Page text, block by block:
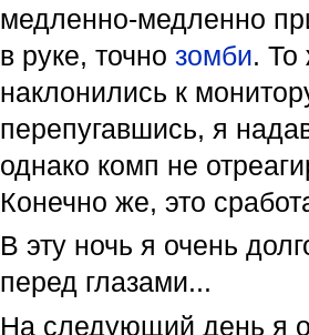
медленно-медленно
в руке, точно зомби. То
наклонились к
перепугавшись, я
однако комп не
Конечно же, это
В эту ночь я очень
перед глазами...
На следующий день я